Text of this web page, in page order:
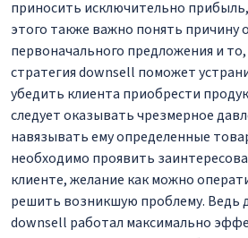
приносить исключительно
этого также важно понять причину
первоначального предложения и
стратегия downsell поможет
убедить клиента приобрести
следует оказывать чрезмерное
навязывать ему определенные
необходимо проявить
клиенте, желание как можно
решить возникшую проблему. Ведь
downsell работал максимально